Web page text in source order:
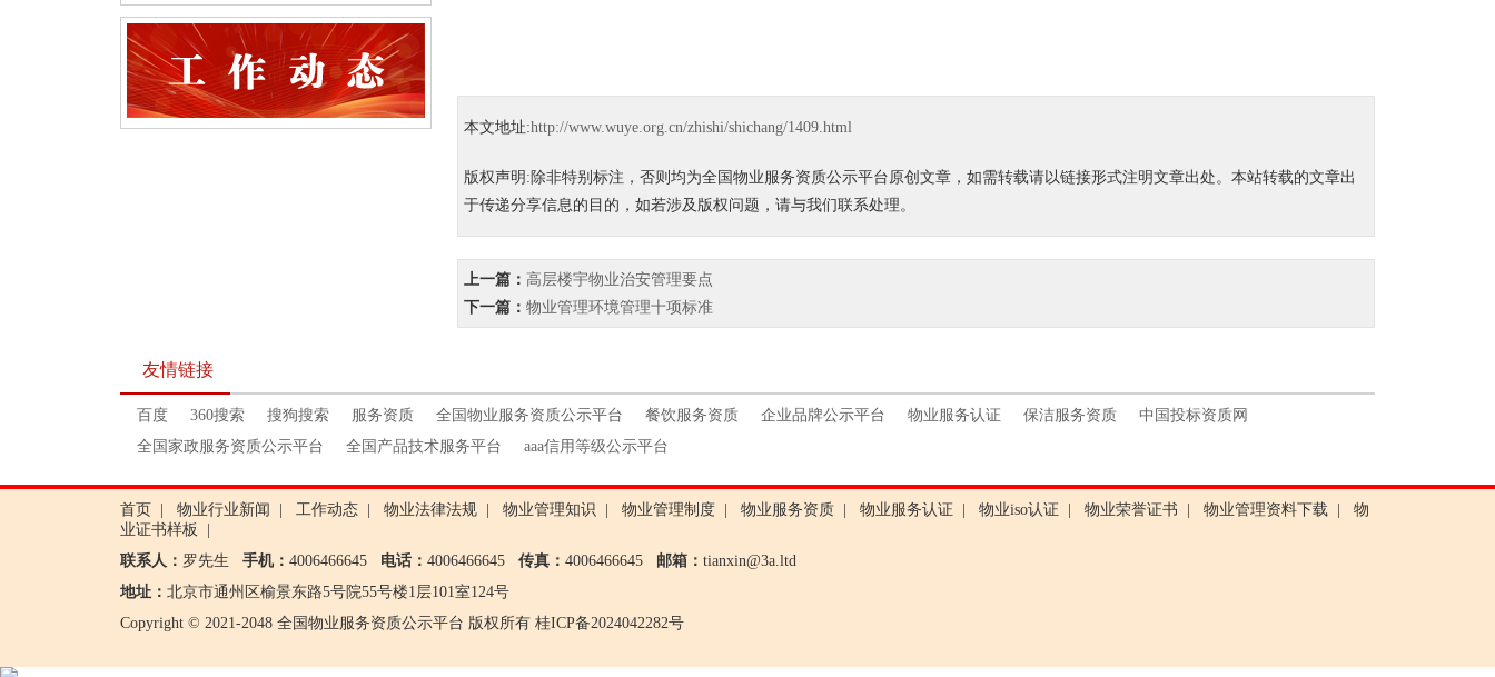
本文地址:http://www.wuye.org.cn/zhishi/shichang/1409.html
版权声明:除非特别标注，否则均为全国物业服务资质公示平台原创文章，如需转载请以链接形式注明文章出处。本站转载的文章出
于传递分享信息的目的，如若涉及版权问题，请与我们联系处理。
上一篇： 高层楼宇物业治安管理要点
下一篇： 物业管理环境管理十项标准
友情链接
百度 360搜索 搜狗搜索 服务资质 全国物业服务资质公示平台 餐饮服务资质 企业品牌公示平台 物业服务认证 保洁服务资质
中国投标资质网
全国家政服务资质公示平台
全国产品技术服务平台 aaa信用等级公示平台
首页 物业行业新闻 工作动态 物业法律法规 物业管理知识 物业管理制度 物业服务资质 物业服务认证 物业iso认证 物业荣誉证书 物业管理资料下载
物
业证书样板
联系人： 罗先生 手机： 4006466645 电话： 4006466645 传真： 4006466645 邮箱： tianxin@3a.ltd
地址： 北京市通州区榆景东路5号院55号楼1层101室124号
Copyright © 2021-2048 全国物业服务资质公示平台 版权所有 桂ICP备2024042282号